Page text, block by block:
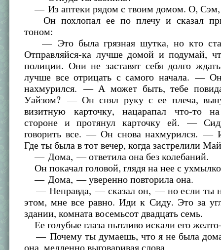
— Из аптеки рядом с твоим домом. О,
Он похлопал ее по плечу и сказал
тоном:
— Это была грязная шутка, но кто
Отправляйся-ка лучше домой и подумай,
полиции. Они не заставят себя долго
лучше все отрицать с самого начала. —
нахмурился. — А может быть, тебе
Уайзом? — Он снял руку с ее плеча,
визитную карточку, нацарапал что-то
стороне и протянул карточку ей. —
говорить все. — Он снова нахмурился. —
Где ты была в тот вечер, когда застрелили
— Дома, — ответила она без колебаний.
Он покачал головой, глядя на нее с
— Дома, — уверенно повторила она.
— Неправда, — сказал он, — но если ты
этом, мне все равно. Иди к Сиду. Это за
здании, комната восемьсот двадцать семь.
Ее голубые глаза пытливо искали его
— Почему ты думаешь, что я не была
она, медленно выговаривая слова.